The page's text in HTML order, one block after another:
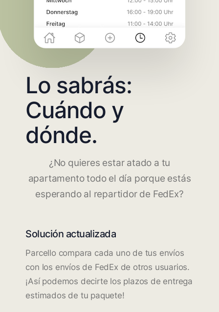
Lo sabrás:
Cuándo y
dónde.
¿No quieres estar atado a tu
apartamento todo el día porque estás
esperando al repartidor de FedEx?
Solución actualizada
Parcello compara cada uno de tus envíos
con los envíos de FedEx de otros usuarios.
¡Así podemos decirte los plazos de entrega
estimados de tu paquete!